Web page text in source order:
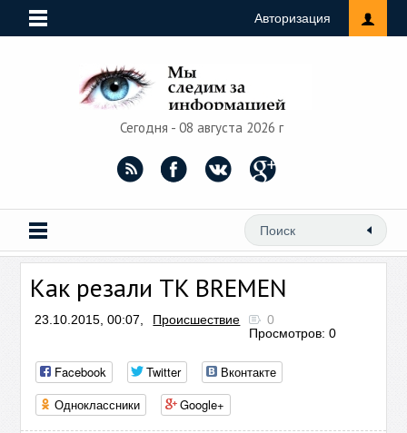
Авторизация
Сегодня - 08 августа 2026 г
Как резали TK BREMEN
23.10.2015, 00:07, Происшествие
0
Просмотров: 0
Facebook Twitter
Вконтакте
Одноклассники
Google+